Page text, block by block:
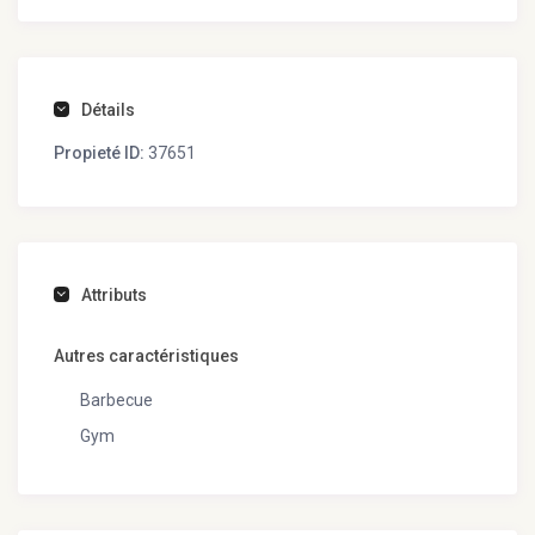
Détails
Propieté ID: 37651
Attributs
Autres caractéristiques
Barbecue
Gym